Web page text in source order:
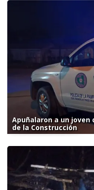
Apuñalaron a un joven
de la Construcción